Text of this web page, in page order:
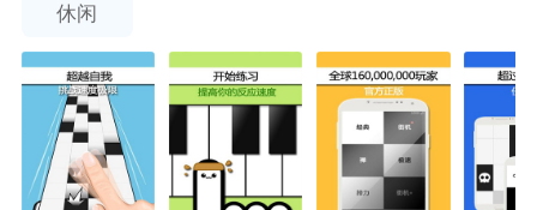
休闲